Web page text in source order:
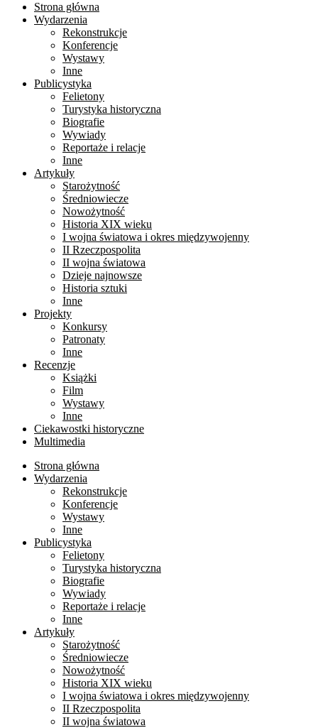
Strona główna
Wydarzenia
Rekonstrukcje
Konferencje
Wystawy
Inne
Publicystyka
Felietony
Turystyka historyczna
Biografie
Wywiady
Reportaże i relacje
Inne
Artykuły
Starożytność
Średniowiecze
Nowożytność
Historia XIX wieku
I wojna światowa i okres międzywojenny
II Rzeczpospolita
II wojna światowa
Dzieje najnowsze
Historia sztuki
Inne
Projekty
Konkursy
Patronaty
Inne
Recenzje
Książki
Film
Wystawy
Inne
Ciekawostki historyczne
Multimedia
Strona główna
Wydarzenia
Rekonstrukcje
Konferencje
Wystawy
Inne
Publicystyka
Felietony
Turystyka historyczna
Biografie
Wywiady
Reportaże i relacje
Inne
Artykuły
Starożytność
Średniowiecze
Nowożytność
Historia XIX wieku
I wojna światowa i okres międzywojenny
II Rzeczpospolita
II wojna światowa